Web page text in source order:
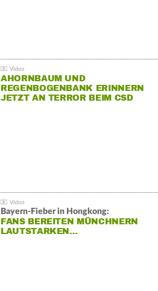
AHORNBAUM UND
REGENBOGENBANK ERINNERN
JETZT AN TERROR BEIM CSD
Bayern-Fieber in Hongkong:
FANS BEREITEN MÜNCHNERN
LAUTSTARKEN…